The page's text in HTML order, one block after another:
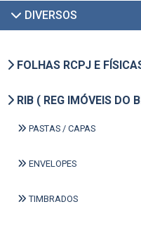
DIVERSOS
FOLHAS RCPJ E
RIB ( REG IMÓVEIS DO
PASTAS / CAPAS
ENVELOPES
TIMBRADOS